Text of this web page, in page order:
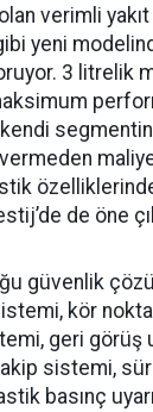
olan verimli
yeni
3 litrelik
de öne
güvenlik
kör
geri görüş
sistemi,
basınç